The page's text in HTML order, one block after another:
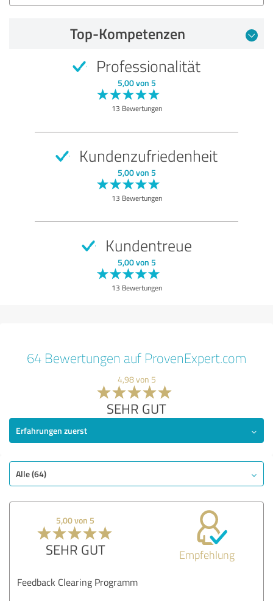
Top-Kompetenzen
Professionalität
5,00 von 5
13 Bewertungen
Kundenzufriedenheit
5,00 von 5
13 Bewertungen
Kundentreue
5,00 von 5
13 Bewertungen
64 Bewertungen auf ProvenExpert.com
4,98 von 5
SEHR GUT
Erfahrungen zuerst
Alle (64)
5,00 von 5
SEHR GUT Empfehlung
Feedback Clearing Programm